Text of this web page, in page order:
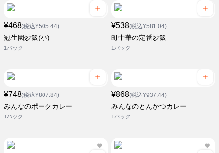
¥468(税込¥505.44)
冠生園炒飯(小)
1パック
¥538(税込¥581.04)
町中華の定番炒飯
1パック
¥748(税込¥807.84)
みんなのポークカレー
1パック
¥868(税込¥937.44)
みんなのとんかつカレー
1パック